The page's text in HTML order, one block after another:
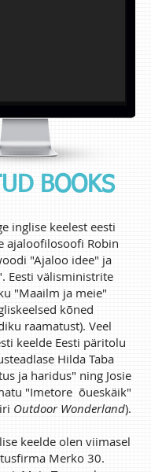
BOOKS
inglise keelest eesti
ajaloofilosoofi Robin
"Ajaloo idee" ja
Eesti välisministrite
"Maailm ja meie"
kõned
raamatust). Veel
keelde Eesti päritolu
Hilda Taba
ja haridus" ning Josie
"Imetore õueskäik"
Outdoor Wonderland).
keelde olen viimasel
Merko 30.